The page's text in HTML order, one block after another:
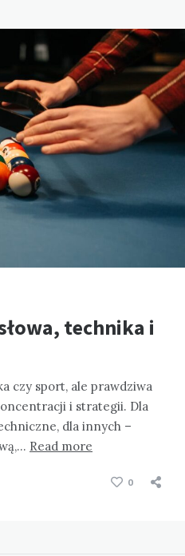
technika i
czy sport, ale prawdziwa
i strategii. Dla
dla innych –
Read more
0